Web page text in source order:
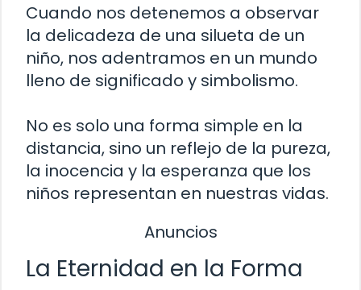
Cuando nos detenemos a observar
la delicadeza de una silueta de un
niño, nos adentramos en un mundo
lleno de significado y simbolismo.
No es solo una forma simple en la
distancia, sino un reflejo de la pureza,
la inocencia y la esperanza que los
niños representan en nuestras vidas.
Anuncios
La Eternidad en la Forma